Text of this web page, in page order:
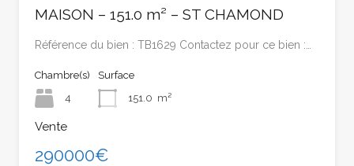
MAISON – 151.0 m² – ST CHAMOND
Référence du bien : TB1629 Contactez pour ce bien :…
Chambre(s)
4
Surface
151.0 m²
Vente
290000€